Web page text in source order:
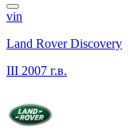
vin
Land Rover Discovery
III 2007 г.в.